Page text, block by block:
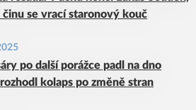
činu se vrací staronový kouč
po další porážce padl na dno
kolaps po změně stran